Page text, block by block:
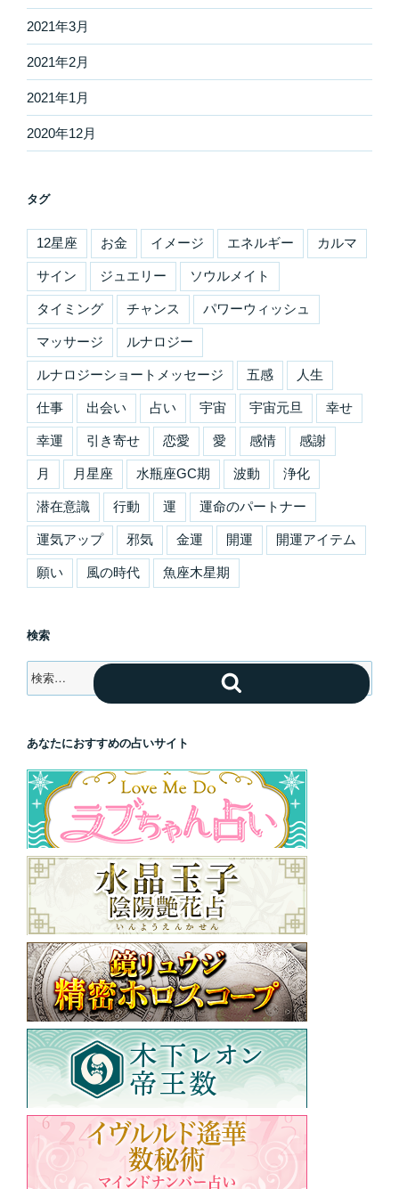
2021年3月
2021年2月
2021年1月
2020年12月
タグ
12星座 お金 イメージ エネルギー カルマ
サイン ジュエリー ソウルメイト
タイミング チャンス パワーウィッシュ
マッサージ ルナロジー
ルナロジーショートメッセージ 五感 人生
仕事 出会い 占い 宇宙 宇宙元旦 幸せ
幸運 引き寄せ 恋愛 愛 感情 感謝
月 月星座 水瓶座GC期 波動 浄化
潜在意識 行動 運 運命のパートナー
運気アップ 邪気 金運 開運 開運アイテム
願い 風の時代 魚座木星期
検索
検
索:
索
あなたにおすすめの占いサイト